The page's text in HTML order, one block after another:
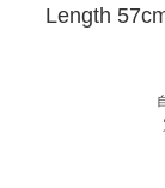
Length